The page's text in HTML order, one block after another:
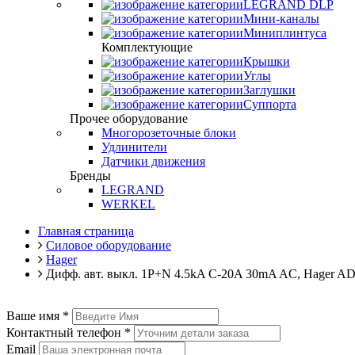
LEGRAND DLP
Мини-каналы
Миниплинтуса
Комплектующие
Крышки
Углы
Заглушки
Суппорта
Прочее оборудование
Многорозеточные блоки
Удлинители
Датчики движения
Бренды
LEGRAND
WERKEL
Главная страница
Силовое оборудование
Hager
Дифф. авт. выкл. 1P+N 4.5kA C-20A 30mA AC, Hager
Ваше имя *
Контактный телефон *
Email